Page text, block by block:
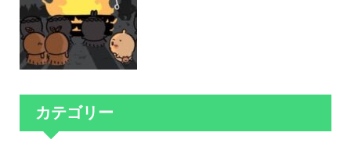
カテゴリー